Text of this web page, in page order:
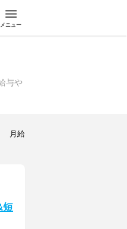
メニュー
与や
月給
短